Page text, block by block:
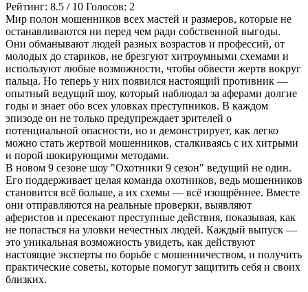
Рейтинг: 8.5 / 10 Голосов: 2
Мир полон мошенников всех мастей и размеров, которые не
останавливаются ни перед чем ради собственной выгоды.
Они обманывают людей разных возрастов и профессий, от
молодых до стариков, не брезгуют хитроумными схемами и
используют любые возможности, чтобы обвести жертв вокруг
пальца. Но теперь у них появился настоящий противник —
опытный ведущий шоу, который наблюдал за аферами долгие
годы и знает обо всех уловках преступников. В каждом
эпизоде он не только предупреждает зрителей о
потенциальной опасности, но и демонстрирует, как легко
можно стать жертвой мошенников, сталкиваясь с их хитрыми
и порой шокирующими методами.
В новом 9 сезоне шоу "Охотники 9 сезон" ведущий не один.
Его поддерживает целая команда охотников, ведь мошенников
становится всё больше, а их схемы — всё изощрённее. Вместе
они отправляются на реальные проверки, выявляют
аферистов и пресекают преступные действия, показывая, как
не попасться на уловки нечестных людей. Каждый выпуск —
это уникальная возможность увидеть, как действуют
настоящие эксперты по борьбе с мошенничеством, и получить
практические советы, которые помогут защитить себя и своих
близких.